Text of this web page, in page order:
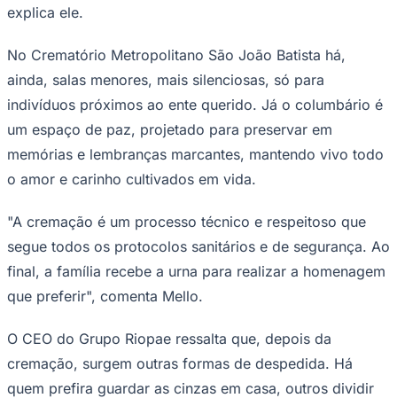
Palmeiras
explica ele.
No Crematório Metropolitano São João Batista há,
ainda, salas menores, mais silenciosas, só para
indivíduos próximos ao ente querido. Já o columbário é
um espaço de paz, projetado para preservar em
memórias e lembranças marcantes, mantendo vivo todo
o amor e carinho cultivados em vida.
"A cremação é um processo técnico e respeitoso que
segue todos os protocolos sanitários e de segurança. Ao
final, a família recebe a urna para realizar a homenagem
que preferir", comenta Mello.
O CEO do Grupo Riopae ressalta que, depois da
cremação, surgem outras formas de despedida. Há
quem prefira guardar as cinzas em casa, outros dividir